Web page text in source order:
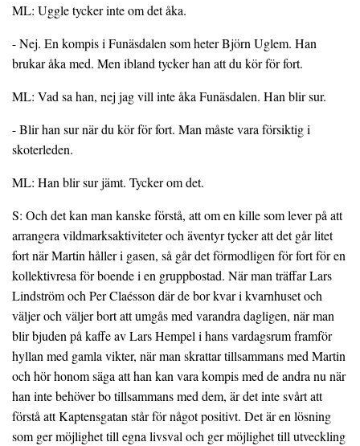
ML: Uggle tycker inte om det åka.
- Nej. En kompis i Funäsdalen som heter Björn Uglem. Han
brukar åka med. Men ibland tycker han att du kör för fort.
ML: Vad sa han, nej jag vill inte åka Funäsdalen. Han blir sur.
- Blir han sur när du kör för fort. Man måste vara försiktig i
skoterleden.
ML: Han blir sur jämt. Tycker om det.
S: Och det kan man kanske förstå, att om en kille som lever på att
arrangera vildmarksaktiviteter och äventyr tycker att det går litet
fort när Martin håller i gasen, så går det förmodligen för fort för en
kollektivresa för boende i en gruppbostad. När man träffar Lars
Lindström och Per Claésson där de bor kvar i kvarnhuset och
väljer och väljer bort att umgås med varandra dagligen, när man
blir bjuden på kaffe av Lars Hempel i hans vardagsrum framför
hyllan med gamla vikter, när man skrattar tillsammans med Martin
och hör honom säga att han kan vara kompis med de andra nu när
han inte behöver bo tillsammans med dem, är det inte svårt att
förstå att Kaptensgatan står för något positivt. Det är en lösning
som ger möjlighet till egna livsval och ger möjlighet till utveckling